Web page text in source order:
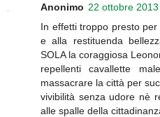
Anonimo 22 ottobre
In effetti troppo presto
e alla restituenda
SOLA la coraggiosa
repellenti cavallette
massacrare la città per
vivibilità senza udore nè
alle spalle della